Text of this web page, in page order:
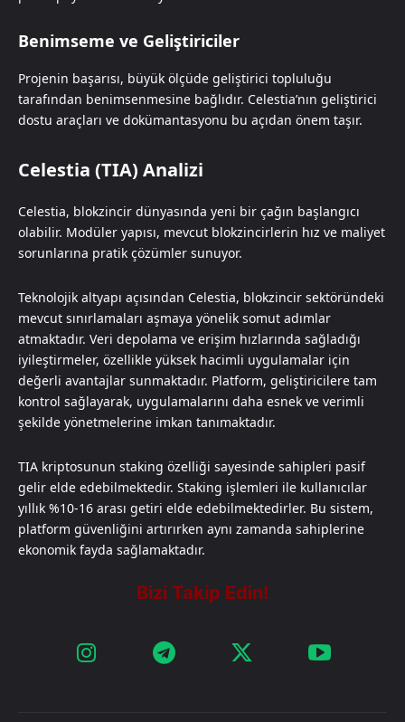
Benimseme ve Geliştiriciler
Projenin başarısı, büyük ölçüde geliştirici topluluğu
tarafından benimsenmesine bağlıdır. Celestia’nın geliştirici
dostu araçları ve dokümantasyonu bu açıdan önem taşır.
Celestia (TIA) Analizi
Celestia, blokzincir dünyasında yeni bir çağın başlangıcı
olabilir. Modüler yapısı, mevcut blokzincirlerin hız ve maliyet
sorunlarına pratik çözümler sunuyor.
Teknolojik altyapı açısından Celestia, blokzincir sektöründeki
mevcut sınırlamaları aşmaya yönelik somut adımlar
atmaktadır. Veri depolama ve erişim hızlarında sağladığı
iyileştirmeler, özellikle yüksek hacimli uygulamalar için
değerli avantajlar sunmaktadır. Platform, geliştiricilere tam
kontrol sağlayarak, uygulamalarını daha esnek ve verimli
şekilde yönetmelerine imkan tanımaktadır.
TIA kriptosunun staking özelliği sayesinde sahipleri pasif
gelir elde edebilmektedir. Staking işlemleri ile kullanıcılar
yıllık %10-16 arası getiri elde edebilmektedirler. Bu sistem,
platform güvenliğini artırırken aynı zamanda sahiplerine
ekonomik fayda sağlamaktadır.